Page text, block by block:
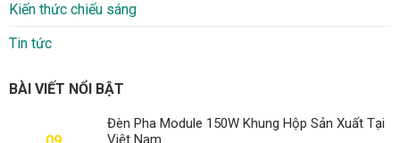
Kiến thức chiếu sáng
Tin tức
BÀI VIẾT NỔI BẬT
Đèn Pha Module 150W Khung Hộp Sản Xuất Tại